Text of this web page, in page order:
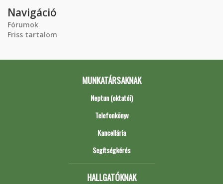
Navigáció
Fórumok
Friss tartalom
MUNKATÁRSAKNAK
Neptun (oktatói)
Telefonkönyv
Kancellária
Segítségkérés
HALLGATÓKNAK